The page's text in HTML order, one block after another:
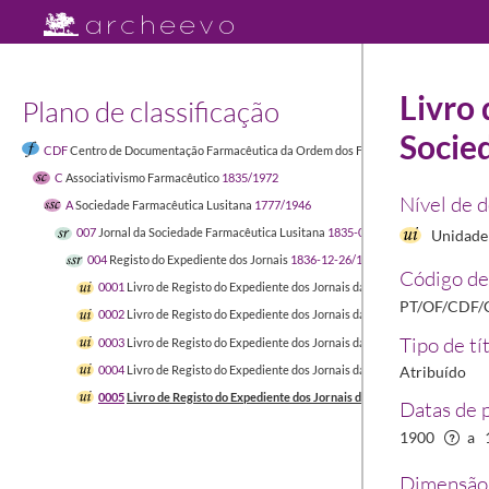
Plano de classificação
CDFCentro de Documentação Farmacêutica da Ordem dos Farmacêuticos 1449-04-
C Associativismo Farmacêutico 1835/1972
ASociedade Farmacêutica Lusitana 1777/1946
007 Jornal da Sociedade Farmacêutica Lusitana 1835-07-24/1935
004 Registo do Expediente dos Jornais 1836-12-26/1935
0001 Livro de Registo do Expediente dos Jornais da Sociedade
0002 Livro de Registo do Expediente dos Jornais da Sociedade
0003 Livro de Registo do Expediente dos Jornais da Sociedade
0004 Livro de Registo do Expediente dos Jornais da Sociedade
0005Livro de Registo do Expediente dos Jornais da Sociedade
Livro
Nível de
Código
PT/OF/
Tipo de
Atribuído
Datas de
1900 a